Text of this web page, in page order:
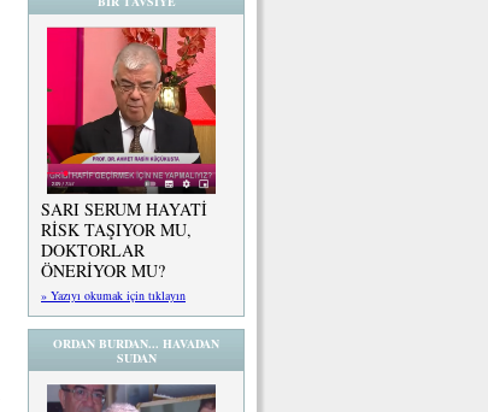
SARI SERUM HAYATİ
RİSK TAŞIYOR MU,
DOKTORLAR
ÖNERİYOR MU?
» Yazıyı okumak için tıklayın
ORDAN BURDAN... HAVADAN
SUDAN